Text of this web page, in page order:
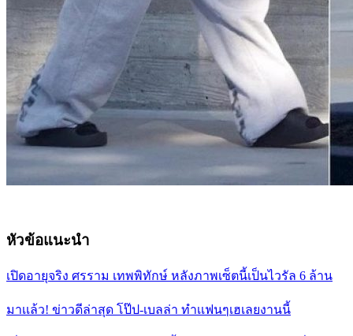
หัวข้อแนะนำ
เปิดอายุจริง ศรราม เทพพิทักษ์ หลังภาพเซ็ตนี้เป็นไวรัล 6 ล้าน
มาเเล้ว! ข่าวดีล่าสุด โป๊ป-เบลล่า ทำเเฟนๆเฮเลยงานนี้